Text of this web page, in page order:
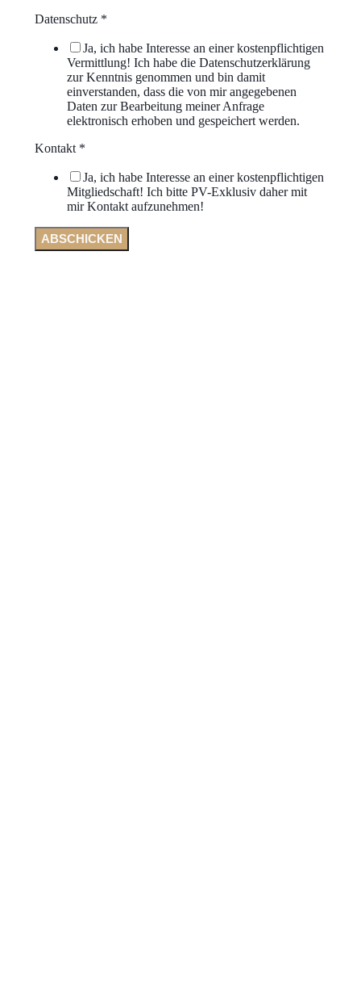
Datenschutz *
Ja, ich habe Interesse an einer kostenpflichtigen
Vermittlung! Ich habe die Datenschutzerklärung
zur Kenntnis genommen und bin damit
einverstanden, dass die von mir angegebenen
Daten zur Bearbeitung meiner Anfrage
elektronisch erhoben und gespeichert werden.
Kontakt *
Ja, ich habe Interesse an einer kostenpflichtigen
Mitgliedschaft! Ich bitte PV-Exklusiv daher mit
mir Kontakt aufzunehmen!
ABSCHICKEN